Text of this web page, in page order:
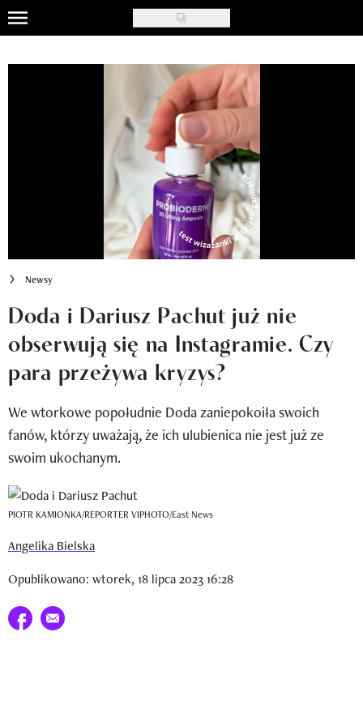
Skip
to
main
Newsy
Newsletter
Wizaz Summer Influ School
Mój profil / Zarejestruj się
Newsy
Doda i Dariusz Pachut już nie
obserwują się na Instagramie. Czy
para przeżywa kryzys?
We wtorkowe popołudnie Doda zaniepokoiła swoich
fanów, którzy uważają, że ich ulubienica nie jest już ze
swoim ukochanym.
PIOTR KAMIONKA/REPORTER VIPHOTO/East News
Angelika Bielska
Opublikowano: wtorek, 18 lipca 2023 16:28
Udostępnij na facebook
E-mail do przyjaciela